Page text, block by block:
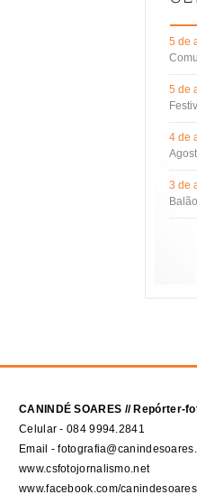
5 de
5 de
4 de
3 de
CANINDÉ SOARES // Repórter-
Celular - 084 9994.2841
Email -
www.csfotojornalismo.net
www.facebook.com/canindesoares